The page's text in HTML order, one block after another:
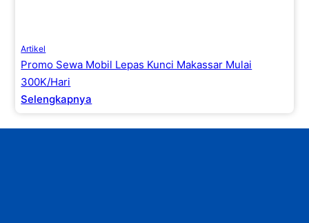
Artikel
Promo Sewa Mobil Lepas Kunci Makassar Mulai
300K/Hari
Selengkapnya